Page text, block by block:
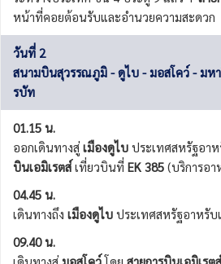
หน้าที่คอยต้อนรับและอำนวยความสะดวก
วันที่ 2
สนามบินสุวรรณภูมิ - ดูไบ - มอสโคว์ - มหา
รบัท
01.15 น.
ออกเดินทางสู่ เมืองดูไบ ประเทศสหรัฐอาห
บินเอมิเรตส์เที่ยวบินที่ EK 385 (บริการอา
04.45 น.
เดินทางถึง เมืองดูไบ ประเทศสหรัฐอาหรับ
09.40 น.